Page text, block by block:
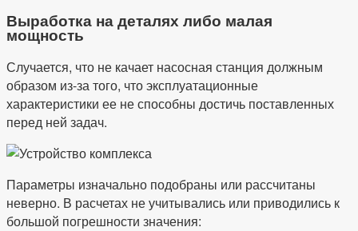
Выработка на деталях либо малая
мощность
Случается, что не качает насосная станция должным
образом из-за того, что эксплуатационные
характеристики ее не способны достичь поставленных
перед ней задач.
Параметры изначально подобраны или рассчитаны
неверно. В расчетах не учитывались или приводились к
большой погрешности значения: